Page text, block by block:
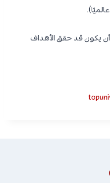
يكون قد حقق الأهداف